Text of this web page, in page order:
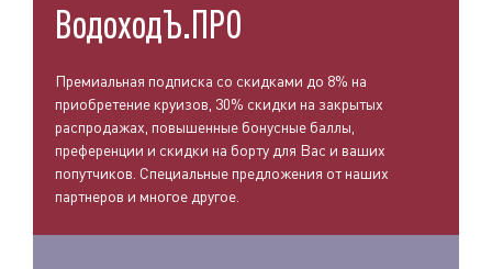
ВодоходЪ.ПРО
Премиальная подписка со скидками до 8% на
приобретение круизов, 30% скидки на закрытых
распродажах, повышенные бонусные баллы,
преференции и скидки на борту для Вас и ваших
попутчиков. Специальные предложения от наших
партнеров и многое другое.